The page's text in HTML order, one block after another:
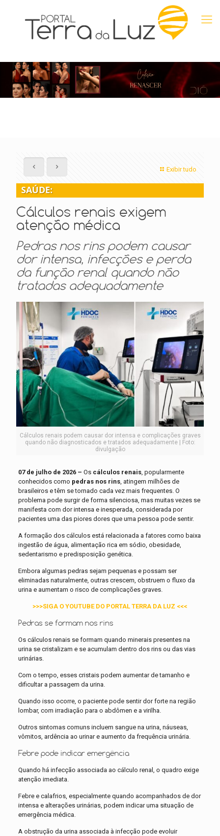
Exibir tudo
SAÚDE:
Cálculos renais exigem
atenção médica
Pedras nos rins podem causar
dor intensa, infecções e perda
da função renal quando não
tratadas adequadamente
Cálculos renais podem causar dor intensa e complicações graves
quando não diagnosticados e tratados adequadamente | Foto:
divulgação
07 de julho de 2026 – Os cálculos renais, popularmente
conhecidos como pedras nos rins, atingem milhões de
brasileiros e têm se tornado cada vez mais frequentes. O
problema pode surgir de forma silenciosa, mas muitas vezes se
manifesta com dor intensa e inesperada, considerada por
pacientes uma das piores dores que uma pessoa pode sentir.
A formação dos cálculos está relacionada a fatores como baixa
ingestão de água, alimentação rica em sódio, obesidade,
sedentarismo e predisposição genética.
Embora algumas pedras sejam pequenas e possam ser
eliminadas naturalmente, outras crescem, obstruem o fluxo da
urina e aumentam o risco de complicações graves.
>>>SIGA O YOUTUBE DO PORTAL TERRA DA LUZ <<<
Pedras se formam nos rins
Os cálculos renais se formam quando minerais presentes na
urina se cristalizam e se acumulam dentro dos rins ou das vias
urinárias.
Com o tempo, esses cristais podem aumentar de tamanho e
dificultar a passagem da urina.
Quando isso ocorre, o paciente pode sentir dor forte na região
lombar, com irradiação para o abdômen e a virilha.
Outros sintomas comuns incluem sangue na urina, náuseas,
vômitos, ardência ao urinar e aumento da frequência urinária.
Febre pode indicar emergência
Quando há infecção associada ao cálculo renal, o quadro exige
atenção imediata.
Febre e calafrios, especialmente quando acompanhados de dor
intensa e alterações urinárias, podem indicar uma situação de
emergência médica.
A obstrução da urina associada à infecção pode evoluir